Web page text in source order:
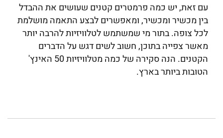
עם זאת, יש כמה פרמטרים קטנים שעושים את ההבדל
בין מכשיר ומכשיר, ומאפשרים לבצע התאמה מושלמת
לכל צופה. בתור מי שמשתמש לטלוויזיות להרבה יותר
מאשר צפייה בתוכן, חשוב לשים דגש על הדברים
הקטנים. הנה סקירה של כמה מטלוויזיות 50 האינץ'
הטובות ביותר בארץ.